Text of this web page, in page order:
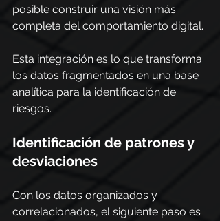
posible construir una visión más
completa del comportamiento digital.
Esta integración es lo que transforma
los datos fragmentados en una base
analítica para la identificación de
riesgos.
Identificación de patrones y
desviaciones
Con los datos organizados y
correlacionados, el siguiente paso es